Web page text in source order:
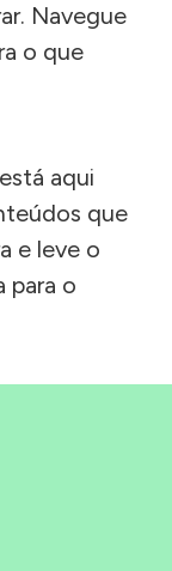
Navegue
o que
aqui
que
e leve o
para o